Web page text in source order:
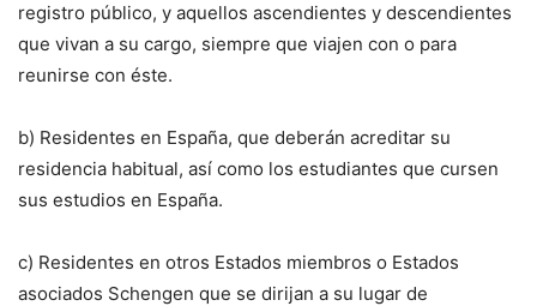
registro público, y aquellos ascendientes y descendientes
que vivan a su cargo, siempre que viajen con o para
reunirse con éste.
b) Residentes en España, que deberán acreditar su
residencia habitual, así como los estudiantes que cursen
sus estudios en España.
c) Residentes en otros Estados miembros o Estados
asociados Schengen que se dirijan a su lugar de